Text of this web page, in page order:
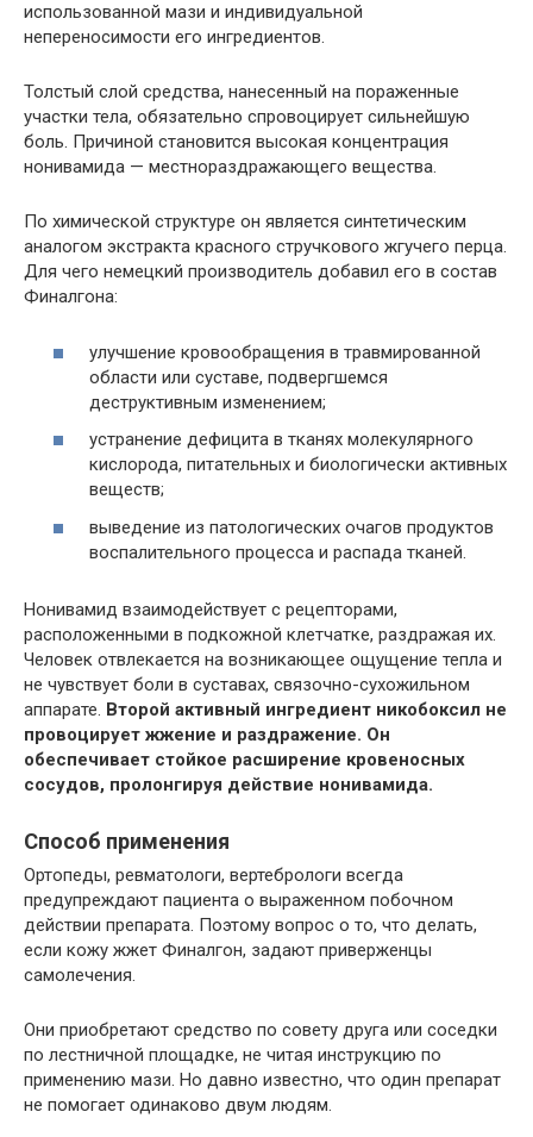
использованной мази и индивидуальной
непереносимости его ингредиентов.
Толстый слой средства, нанесенный на пораженные
участки тела, обязательно спровоцирует сильнейшую
боль. Причиной становится высокая концентрация
нонивамида — местнораздражающего вещества.
По химической структуре он является синтетическим
аналогом экстракта красного стручкового жгучего перца.
Для чего немецкий производитель добавил его в состав
Финалгона:
улучшение кровообращения в травмированной
области или суставе, подвергшемся
деструктивным изменением;
устранение дефицита в тканях молекулярного
кислорода, питательных и биологически активных
веществ;
выведение из патологических очагов продуктов
воспалительного процесса и распада тканей.
Нонивамид взаимодействует с рецепторами,
расположенными в подкожной клетчатке, раздражая их.
Человек отвлекается на возникающее ощущение тепла и
не чувствует боли в суставах, связочно-сухожильном
аппарате. Второй активный ингредиент никобоксил не
провоцирует жжение и раздражение. Он
обеспечивает стойкое расширение кровеносных
сосудов, пролонгируя действие нонивамида.
Способ применения
Ортопеды, ревматологи, вертебрологи всегда
предупреждают пациента о выраженном побочном
действии препарата. Поэтому вопрос о то, что делать,
если кожу жжет Финалгон, задают приверженцы
самолечения.
Они приобретают средство по совету друга или соседки
по лестничной площадке, не читая инструкцию по
применению мази. Но давно известно, что один препарат
не помогает одинаково двум людям.